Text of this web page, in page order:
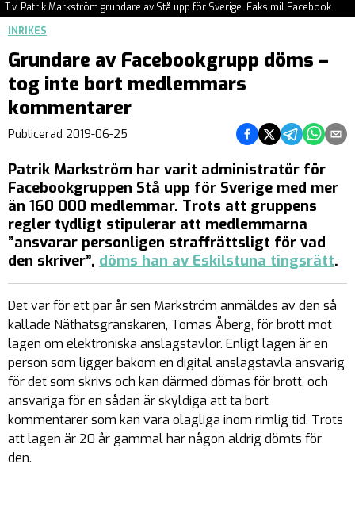
T.v. Patrik Markström grundare av Stå upp för Sverige. Faksimil Facebook
INRIKES
Grundare av Facebookgrupp döms –
tog inte bort medlemmars
kommentarer
Publicerad 2019-06-25 Dela på Facebook
Dela på Twitter
Dela påDela på
Dela
Patrik Markström har varit administratör för
Facebookgruppen Stå upp för Sverige med mer
än 160 000 medlemmar. Trots att gruppens
regler tydligt stipulerar att medlemmarna
”ansvarar personligen straffrättsligt för vad
den skriver”, döms han av Eskilstuna tingsrätt.
Det var för ett par år sen Markström anmäldes av den så
kallade Näthatsgranskaren, Tomas Åberg, för brott mot
lagen om elektroniska anslagstavlor. Enligt lagen är en
person som ligger bakom en digital anslagstavla ansvarig
för det som skrivs och kan därmed dömas för brott, och
ansvariga för en sådan är skyldiga att ta bort
kommentarer som kan vara olagliga inom rimlig tid. Trots
att lagen är 20 år gammal har någon aldrig dömts för
den.